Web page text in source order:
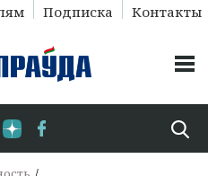
Подписка Контакты